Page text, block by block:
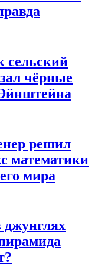
сельский
чёрные
решил
математики
мира
джунглях